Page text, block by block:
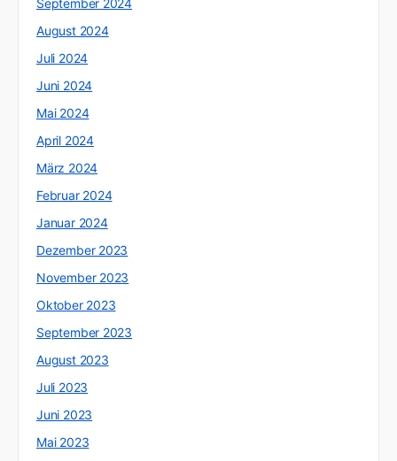
September 2024
August 2024
Juli 2024
Juni 2024
Mai 2024
April 2024
März 2024
Februar 2024
Januar 2024
Dezember 2023
November 2023
Oktober 2023
September 2023
August 2023
Juli 2023
Juni 2023
Mai 2023